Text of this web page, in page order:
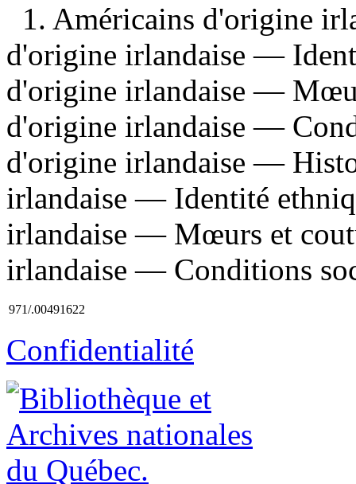
1. Américains d'origine
d'origine irlandaise —
d'origine irlandaise —
d'origine irlandaise —
d'origine irlandaise —
irlandaise — Identité
irlandaise — Mœurs et
irlandaise — Conditions
971/.00491622
Confidentialité